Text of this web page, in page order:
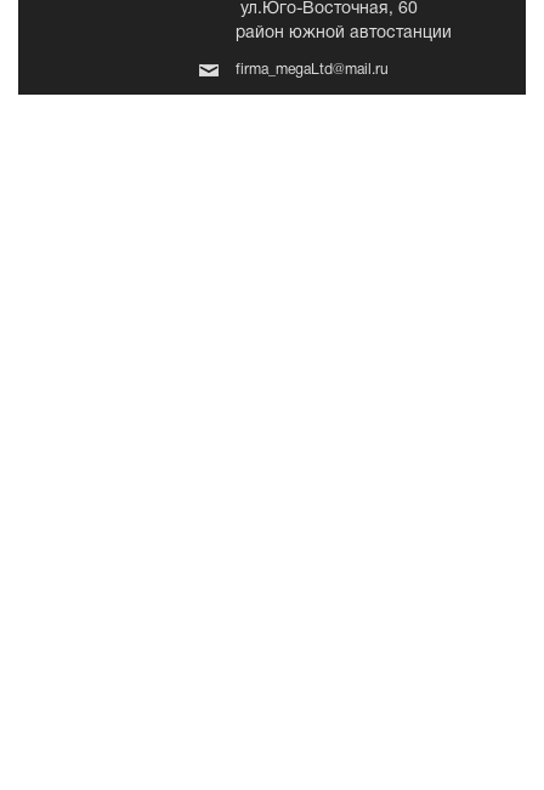
ул.Юго-Восточная, 60
район южной автостанции
firma_megaLtd@mail.ru